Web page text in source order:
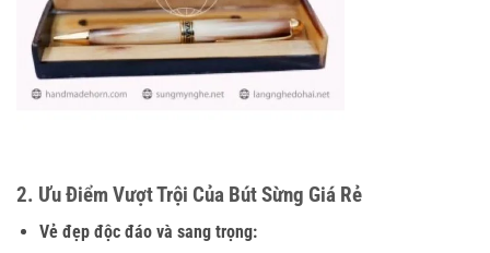
2. Ưu Điểm Vượt Trội Của Bút Sừng Giá Rẻ
Vẻ đẹp độc đáo và sang trọng: